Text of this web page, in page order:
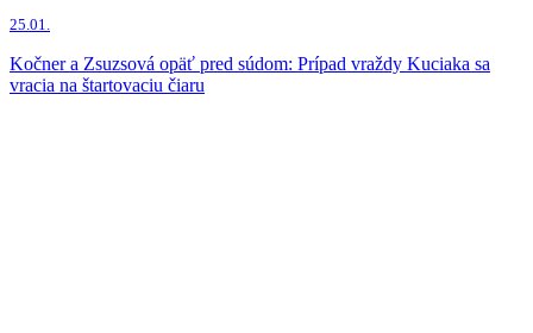
25.01.
Kočner a Zsuzsová opäť pred súdom: Prípad vraždy Kuciaka sa
vracia na štartovaciu čiaru